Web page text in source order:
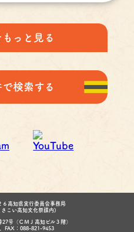
っと見る
検索する
６高知県実行委員会事務局
さこい高知文化祭課内)
号（ＣＭＪ高知ビル３階）
FAX：088-821-9453